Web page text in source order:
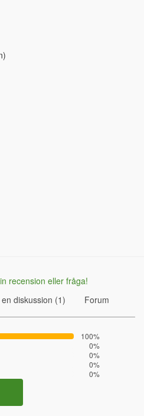
recension eller fråga!
diskussion (1) Forum
100%
0%
0%
0%
0%